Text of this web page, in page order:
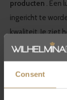
Consent
producten . Een
ingericht te
kwaliteit. Je ziet
Bestel